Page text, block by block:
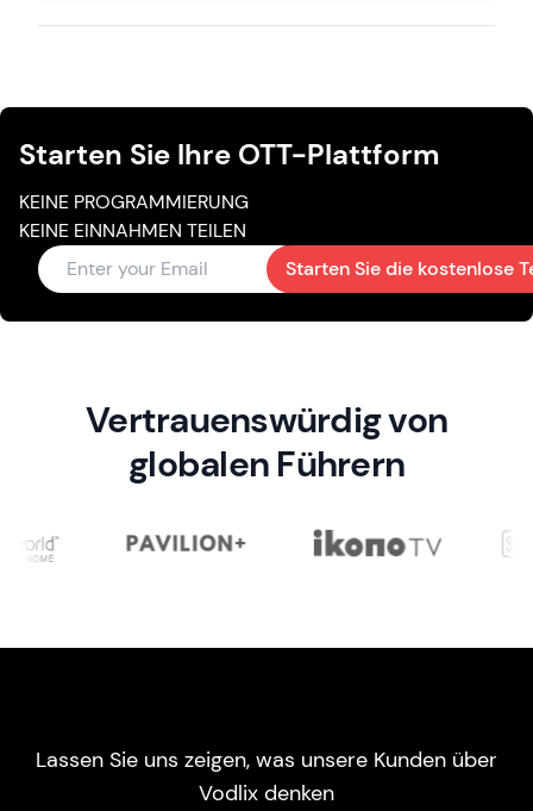
Starten Sie Ihre OTT-Plattform
KEINE PROGRAMMIERUNG
KEINE EINNAHMEN TEILEN
Starten Sie die kostenlose
Vertrauenswürdig von
globalen Führern
Lassen Sie uns zeigen, was unsere Kunden über
Vodlix denken